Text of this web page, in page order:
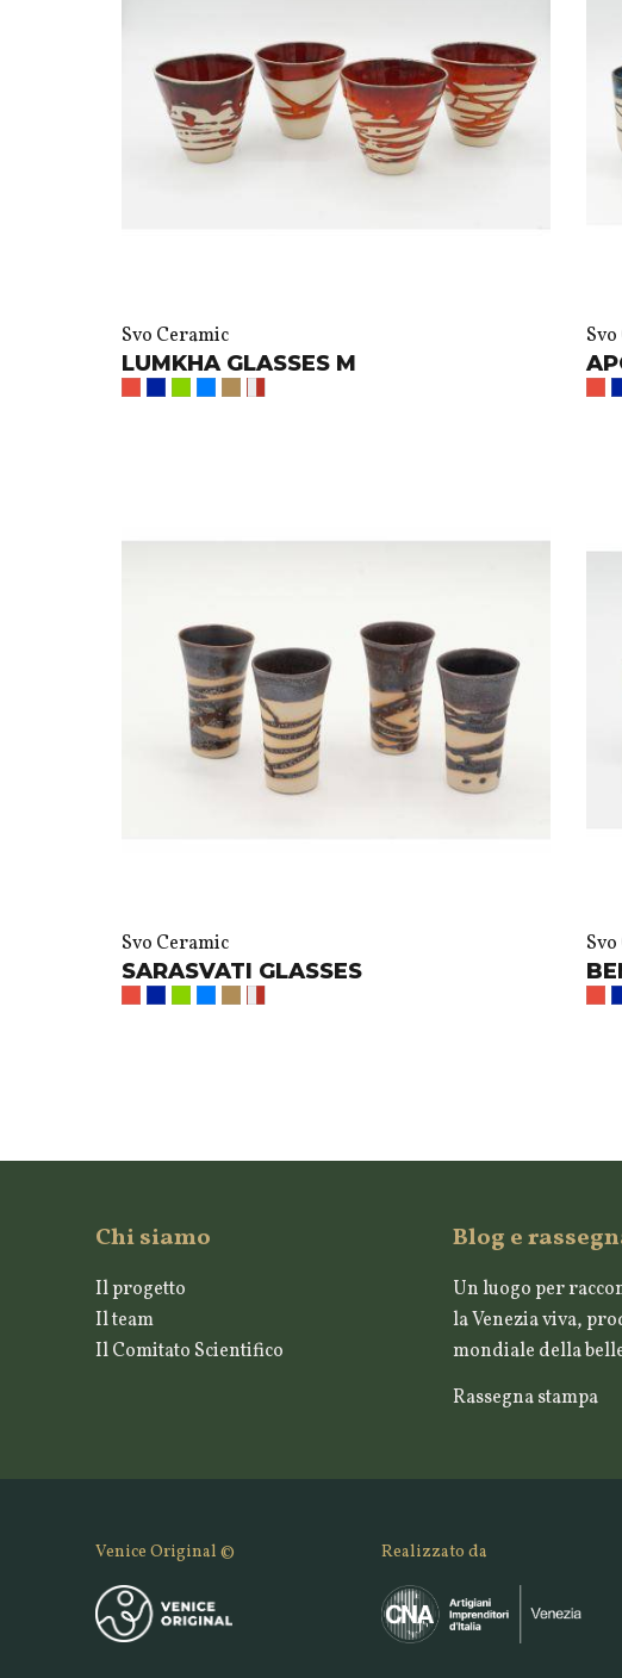
Svo Ceramic
LUMKHA GLASSES M
Svo Ceramic
SARASVATI GLASSES
Chi siamo
Il progetto
Il team
Il Comitato Scientifico
Blog e
Un luogo per
la Venezia viva,
mondiale della
Rassegna stampa
Venice Original © Realizzato da